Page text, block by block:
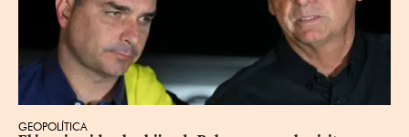
GEOPOLÍTICA